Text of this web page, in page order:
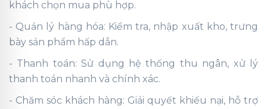
khách chọn mua phù hợp.
- Quản lý hàng hóa: Kiểm tra, nhập xuất kho, trưng
bày sản phẩm hấp dẫn.
- Thanh toán: Sử dụng hệ thống thu ngân, xử lý
thanh toán nhanh và chính xác.
- Chăm sóc khách hàng: Giải quyết khiếu nại, hỗ trợ